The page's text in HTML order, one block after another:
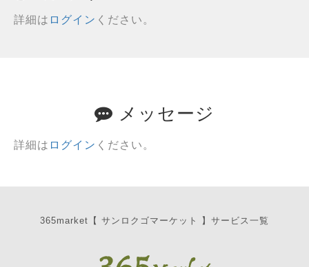
詳細は ログイン ください。
メッセージ
詳細は ログイン ください。
365market【 サンロクゴマーケット 】サービス一覧